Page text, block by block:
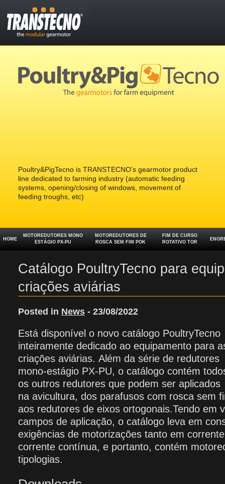
Poultry&PigTecno is TRANSTECNO's gearmotor product
line dedicated to farming industry (automatic feeding
systems, opening/closing of windows, movement of
feeding troughs, etc)
HOME
MOTOREDUTORES MONO
ESTÁGIO PX‑PU
MOTOREDUTORES DE
ROSCA SEM FIM POK
FIM DE CURSO
ROTATIVO TOR
Catálogo PoultryTecno para
criações aviárias
Posted in News - 23/08/2022
Está disponível o novo catálogo PoultryTecno
inteiramente dedicado ao equipamento para
criações aviárias. Além da série de redutores
mono-estágio PX-PU, o catálogo contém
os outros redutores que podem ser aplicados
na avicultura, dos parafusos com rosca sem
aos redutores de eixos ortogonais.Tendo em
campos de aplicação, o catálogo leva em
exigências de motorizações tanto em
corrente contínua, e portanto, contém
tipologias.